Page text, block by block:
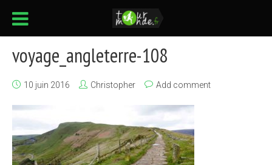
voyage_angleterre-108
10 juin 2016 Christopher Add comment